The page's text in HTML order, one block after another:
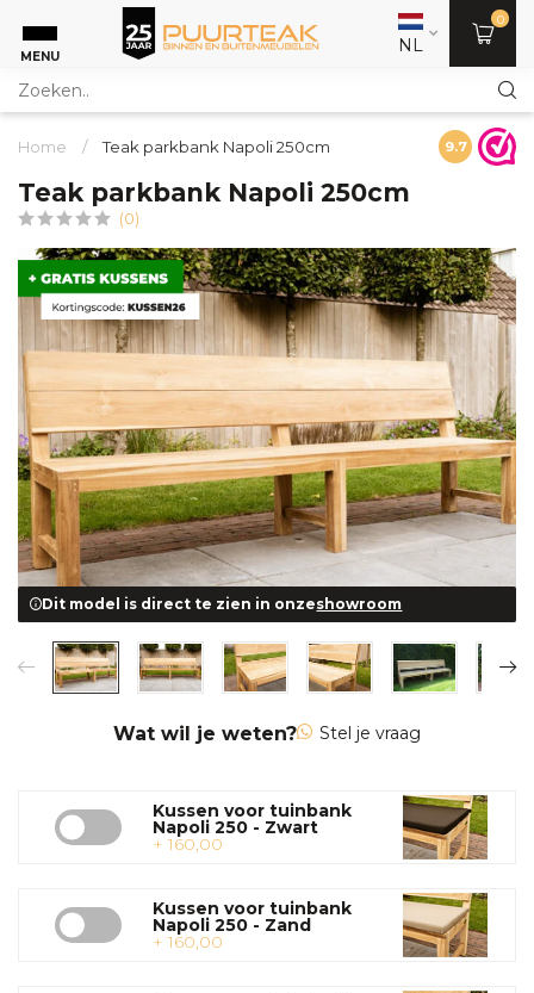
MENU NL
0
Home / Teak parkbank Napoli 250cm 9.7
Teak parkbank Napoli 250cm
(0)
Dit model is direct te zien in onzeshowroom
Wat wil je weten? Stel je vraag
Kussen voor tuinbank
Napoli 250 - Zwart
+ 160,00
Kussen voor tuinbank
Napoli 250 - Zand
+ 160,00